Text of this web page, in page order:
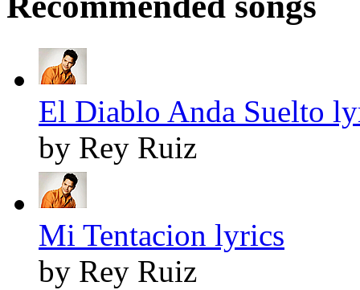
El Diablo Anda Suelto
by Rey Ruiz
Mi Tentacion lyrics
by Rey Ruiz